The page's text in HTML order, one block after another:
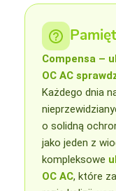
Compensa –
OC AC
Każdego dnia
o solidną
jako jeden z
kompleksowe
OC AC, które